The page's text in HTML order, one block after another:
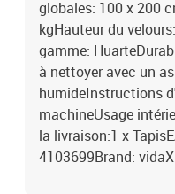
globales: 100 x 200
kgHauteur du
gamme:
à nettoyer avec un
humideInstructions
machineUsage
la livraison:1 x
4103699Brand: